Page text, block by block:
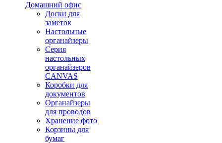
Домашний офис
Доски для
заметок
Настольные
органайзеры
Серия
настольных
органайзеров
CANVAS
Коробки для
документов
Органайзеры
для проводов
Хранение фото
Корзины для
бумаг